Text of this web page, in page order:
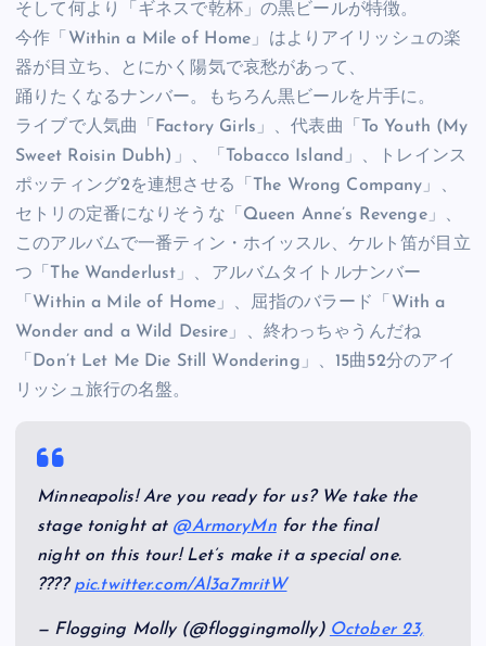
そして何より「ギネスで乾杯」の黒ビールが特徴。
今作「Within a Mile of Home」はよりアイリッシュの楽
器が目立ち、とにかく陽気で哀愁があって、
踊りたくなるナンバー。もちろん黒ビールを片手に。
ライブで人気曲「Factory Girls」、代表曲「To Youth (My
Sweet Roisin Dubh)」、「Tobacco Island」、トレインス
ポッティング2を連想させる「The Wrong Company」、
セトリの定番になりそうな「Queen Anne’s Revenge」、
このアルバムで一番ティン・ホイッスル、ケルト笛が目立
つ「The Wanderlust」、アルバムタイトルナンバー
「Within a Mile of Home」、屈指のバラード「With a
Wonder and a Wild Desire」、終わっちゃうんだね
「Don’t Let Me Die Still Wondering」、15曲52分のアイ
リッシュ旅行の名盤。
Minneapolis! Are you ready for us? We take the
stage tonight at @ArmoryMnfor the final
night on this tour! Let’s make it a special one.
????pic.twitter.com/Al3a7mritW
— Flogging Molly (@floggingmolly) October 23,